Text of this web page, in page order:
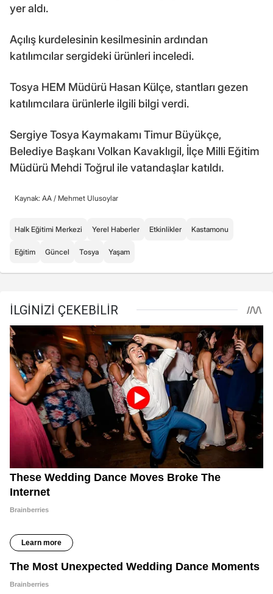
yer aldı.
Açılış kurdelesinin kesilmesinin ardından
katılımcılar sergideki ürünleri inceledi.
Tosya HEM Müdürü Hasan Külçe, stantları gezen
katılımcılara ürünlerle ilgili bilgi verdi.
Sergiye Tosya Kaymakamı Timur Büyükçe,
Belediye Başkanı Volkan Kavaklıgil, İlçe Milli Eğitim
Müdürü Mehdi Toğrul ile vatandaşlar katıldı.
Kaynak: AA / Mehmet Ulusoylar
Halk Eğitimi Merkezi Yerel Haberler Etkinlikler Kastamonu
Eğitim Güncel Tosya Yaşam